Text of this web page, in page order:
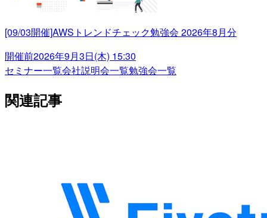
[09/03開催]AWSトレンドチェック勉強会 2026年8月分
開催前2026年9月3日(木) 15:30
セミナー一覧会社説明会一覧勉強会一覧
関連記事